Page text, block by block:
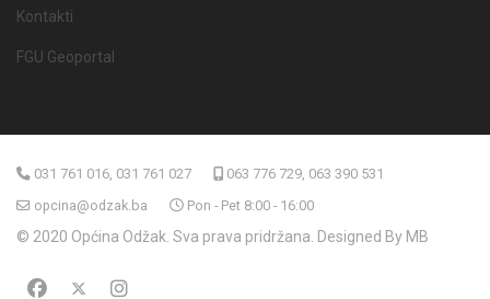
Kontakti
FGU Geoportal
031 761 016, 031 761 027
063 776 729, 063 390 531
opcina@odzak.ba
Pon - Pet 8:00 - 16:00
© 2020 Općina Odžak. Sva prava pridržana. Designed By MB